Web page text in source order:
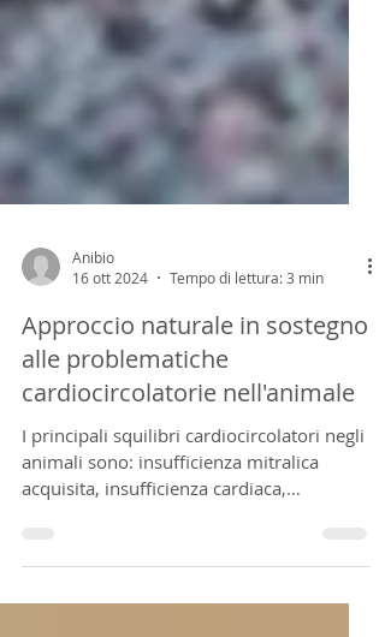
16 ott 2024
Tempo di lettura: 3 min
Approccio naturale in sostegno
alle problematiche
cardiocircolatorie nell'animale
I principali squilibri cardiocircolatori negli
cardiomiopatia dilat